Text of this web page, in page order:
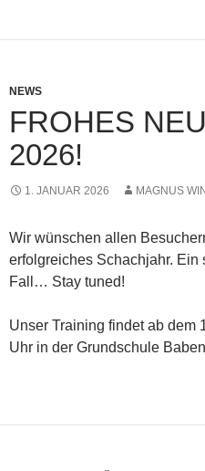
NEWS
FROHES
2026!
1. JANUAR 2026 MAGNUS
Wir wünschen allen
erfolgreiches Schachjahr.
Fall… Stay tuned!
Unser Training findet ab dem
Uhr in der Grundschule